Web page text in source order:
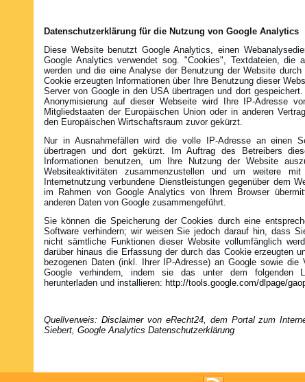
Datenschutzerklärung für die Nutzung von Google Analytics
Diese Website benutzt Google Analytics, einen
Google Analytics verwendet sog. "Cookies", Textdateien, die
werden und die eine Analyse der Benutzung der Website
Cookie erzeugten Informationen über Ihre Benutzung dieser
Server von Google in den USA übertragen und dort
Anonymisierung auf dieser Webseite wird Ihre IP-Adresse
Mitgliedstaaten der Europäischen Union oder in anderen
den Europäischen Wirtschaftsraum zuvor gekürzt.
Nur in Ausnahmefällen wird die volle IP-Adresse an einen
übertragen und dort gekürzt. Im Auftrag des Betreibers
Informationen benutzen, um Ihre Nutzung der Website
Websiteaktivitäten zusammenzustellen und um weitere
Internetnutzung verbundene Dienstleistungen gegenüber dem
im Rahmen von Google Analytics von Ihrem Browser
anderen Daten von Google zusammengeführt.
Sie können die Speicherung der Cookies durch eine
Software verhindern; wir weisen Sie jedoch darauf hin, dass
nicht sämtliche Funktionen dieser Website vollumfänglich
darüber hinaus die Erfassung der durch das Cookie erzeugten
bezogenen Daten (inkl. Ihrer IP-Adresse) an Google sowie die
Google verhindern, indem sie das unter dem folgenden
herunterladen und installieren: http://tools.google.com/dlpage/
Quellverweis: Disclaimervon eRecht24, dem Portal zum
Siebert, Google Analytics Datenschutzerklärung